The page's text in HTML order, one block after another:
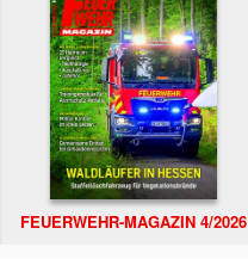
FEUERWEHR-MAGAZIN 4/2026